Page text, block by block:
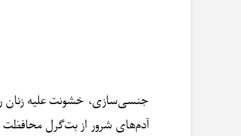
جنسی‌سازی، خشونت علیه زنان
آدم‌های شرور از بت‌گرل